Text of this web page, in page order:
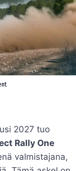
2027 tuo
Rally One
valmistajana,